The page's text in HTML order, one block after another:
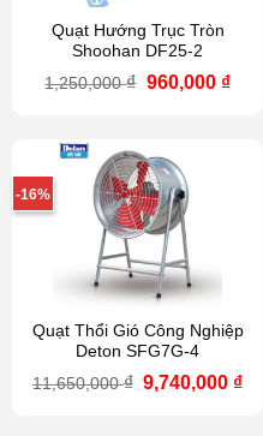
Quạt Hướng Trục Tròn
Shoohan DF25-2
1,250,000₫ Giá
960,000 ₫Giá
-16%
Quạt Thổi Gió Công Nghiệp
Deton SFG7G-4
11,650,000₫ Giá
9,740,000 ₫Giá